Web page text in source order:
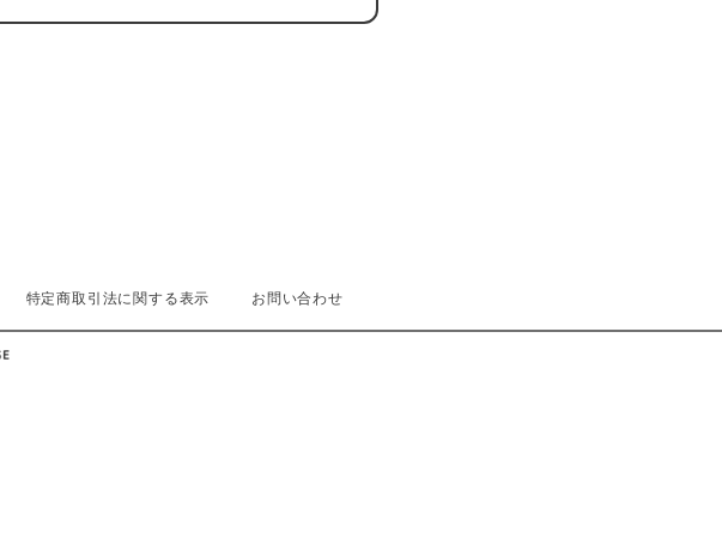
特定商取引法に関する表示 お問い合わせ